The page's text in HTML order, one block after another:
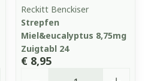
Reckitt Benckiser
Strepfen
Miel&eucalyptus 8,75mg
Zuigtabl 24
€ 8,95